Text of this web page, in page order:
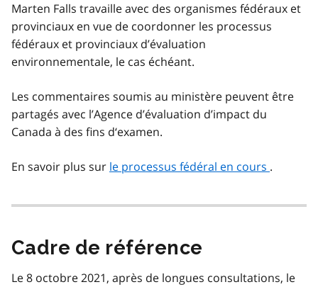
Marten Falls travaille avec des organismes fédéraux et
provinciaux en vue de coordonner les processus
fédéraux et provinciaux d’évaluation
environnementale, le cas échéant.
Les commentaires soumis au ministère peuvent être
partagés avec l’Agence d’évaluation d’impact du
Canada à des fins d‘examen.
En savoir plus sur le processus fédéral en cours .
Cadre de référence
Le 8 octobre 2021, après de longues consultations, le